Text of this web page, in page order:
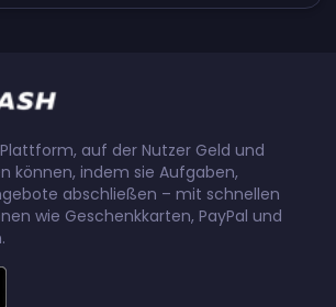
auf der Nutzer Geld und
können, indem sie Aufgaben,
abschließen – mit schnellen
wie Geschenkkarten, PayPal und